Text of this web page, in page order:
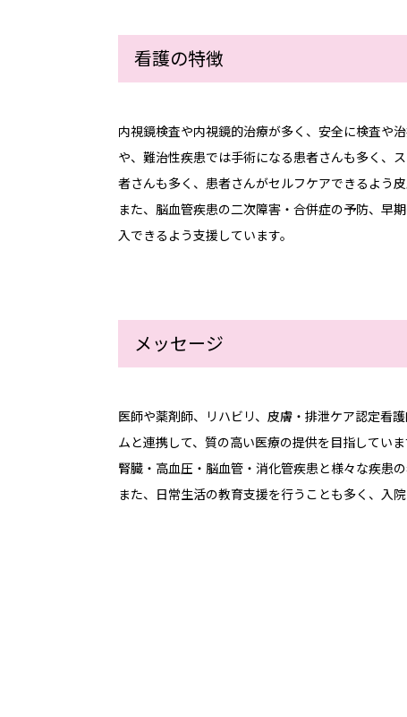
看護の特徴
内視鏡検査や内視鏡的治療が多く、安全に検査や
や、難治性疾患では手術になる患者さんも多く、
者さんも多く、患者さんがセルフケアできるよう
また、脳血管疾患の二次障害・合併症の予防、早
入できるよう支援しています。
メッセージ
医師や薬剤師、リハビリ、皮膚・排泄ケア認定看
ムと連携して、質の高い医療の提供を目指していま
腎臓・高血圧・脳血管・消化管疾患と様々な疾患
また、日常生活の教育支援を行うことも多く、入